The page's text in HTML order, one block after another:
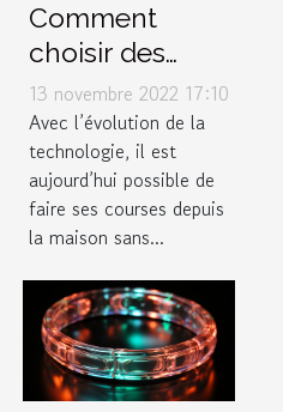
Comment
choisir des
baskets dans
une boutique
en ligne ?
13 novembre 2022 17:10
Avec l’évolution de la
technologie, il est
aujourd’hui possible de
faire ses courses depuis
la maison sans...